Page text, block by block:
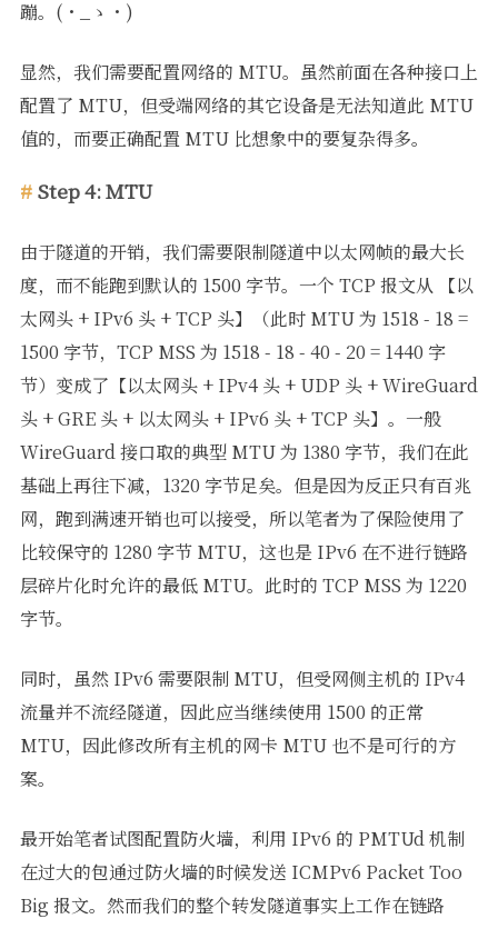
蹦。(・_ゝ・)
显然，我们需要配置网络的 MTU。虽然前面在各种接口上
配置了 MTU，但受端网络的其它设备是无法知道此 MTU
值的，而要正确配置 MTU 比想象中的要复杂得多。
Step 4: MTU
由于隧道的开销，我们需要限制隧道中以太网帧的最大长
度，而不能跑到默认的 1500 字节。一个 TCP 报文从 【以
太网头 + IPv6 头 + TCP 头】（此时 MTU 为 1518 - 18 =
1500 字节，TCP MSS 为 1518 - 18 - 40 - 20 = 1440 字
节）变成了【以太网头 + IPv4 头 + UDP 头 + WireGuard
头 + GRE 头 + 以太网头 + IPv6 头 + TCP 头】。一般
WireGuard 接口取的典型 MTU 为 1380 字节，我们在此
基础上再往下减，1320 字节足矣。但是因为反正只有百兆
网，跑到满速开销也可以接受，所以笔者为了保险使用了
比较保守的 1280 字节 MTU，这也是 IPv6 在不进行链路
层碎片化时允许的最低 MTU。此时的 TCP MSS 为 1220
字节。
同时，虽然 IPv6 需要限制 MTU，但受网侧主机的 IPv4
流量并不流经隧道，因此应当继续使用 1500 的正常
MTU，因此修改所有主机的网卡 MTU 也不是可行的方
案。
最开始笔者试图配置防火墙，利用 IPv6 的 PMTUd 机制
在过大的包通过防火墙的时候发送 ICMPv6 Packet Too
Big 报文。然而我们的整个转发隧道事实上工作在链路